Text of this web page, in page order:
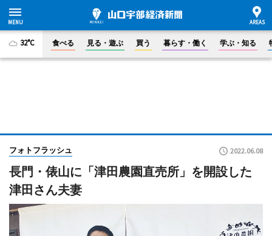
32°C 食べる 見る・遊ぶ 買う 暮らす・働く 学ぶ・知る
フォトフラッシュ 2022.06.08
長門・俵山に「津田農園直売所」を開設した
津田さん夫妻